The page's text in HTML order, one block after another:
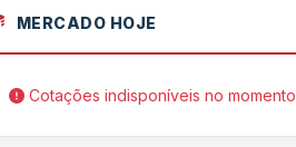
MERCADO HOJE
Cotações indisponíveis no momento